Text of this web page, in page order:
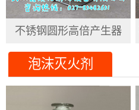
不锈钢圆形高倍产生器
泡沫灭火剂